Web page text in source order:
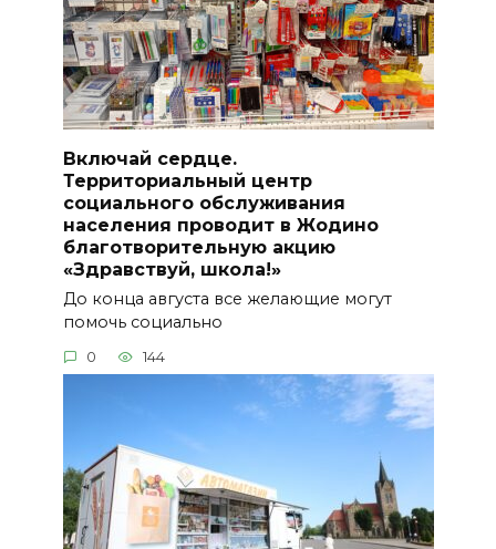
Включай сердце.
Территориальный центр
социального обслуживания
населения проводит в Жодино
благотворительную акцию
«Здравствуй, школа!»
До конца августа все желающие могут
помочь социально
0 144